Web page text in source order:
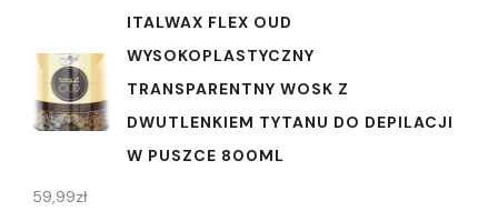
ITALWAX FLEX OUD
WYSOKOPLASTYCZNY
TRANSPARENTNY WOSK Z
DWUTLENKIEM TYTANU DO DEPILACJI
W PUSZCE 800ML
59,99zł